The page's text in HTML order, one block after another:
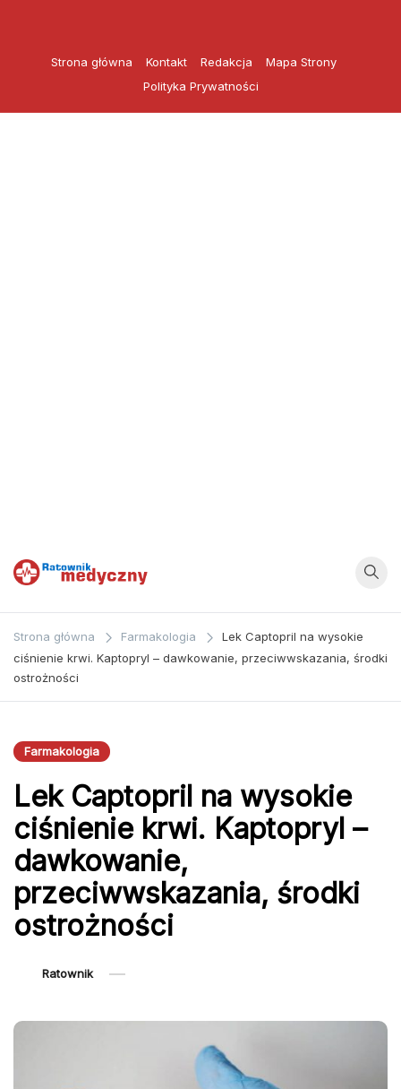
Strona główna Kontakt Redakcja
Mapa Strony
Polityka Prywatności
Ratownik
Medyczny
zagadnieniom z
dziedziny
medycyny oraz
ratownictwa
Strona główna Farmakologia
Lek Captopril na wysokie
ciśnienie krwi. Kaptopryl – dawkowanie, przeciwwskazania, środki
ostrożności
Farmakologia
Lek Captopril na wysokie
ciśnienie krwi. Kaptopryl –
dawkowanie,
przeciwwskazania, środki
ostrożności
Ratownik